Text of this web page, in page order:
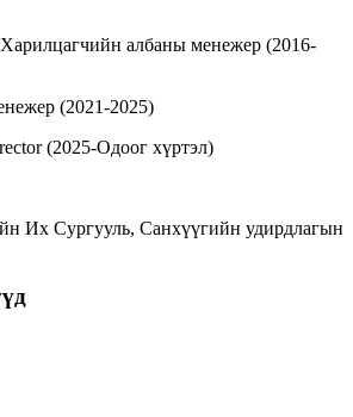
албаны менежер (2016-
(2021-2025)
(2025-Одоог хүртэл)
Их Сургууль, Санхүүгийн удирдлагын